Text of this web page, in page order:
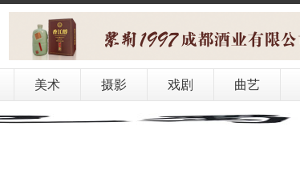
美术 摄影 戏剧 曲艺